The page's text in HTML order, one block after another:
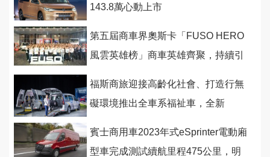
143.8萬心動上市
第五屆商車界奧斯卡「FUSO HERO
風雲英雄榜」商車英雄齊聚，持續引
福斯商旅迎接高齡化社會、打造行無
礙環境推出全車系福祉車，全新
賓士商用車2023年式eSprinter電動廂
型車完成測試續航里程475公里，明